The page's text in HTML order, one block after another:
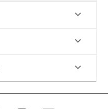
keyboard_arrow_down
keyboard_arrow_down
keyboard_arrow_down